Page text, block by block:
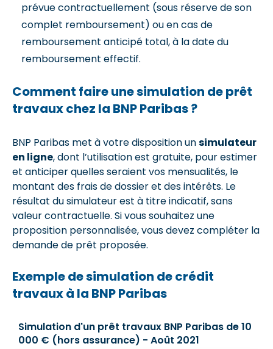
prévue contractuellement (sous réserve de son
complet remboursement) ou en cas de
remboursement anticipé total, à la date du
remboursement effectif.
Comment faire une simulation de prêt
travaux chez la BNP Paribas ?
BNP Paribas met à votre disposition unsimulateur
en ligne, dont l’utilisation est gratuite, pour estimer
et anticiper quelles seraient vos mensualités, le
montant des frais de dossier et des intérêts. Le
résultat du simulateur est à titre indicatif, sans
valeur contractuelle. Si vous souhaitez une
proposition personnalisée, vous devez compléter la
demande de prêt proposée.
Exemple de simulation de crédit
travaux à la BNP Paribas
Simulation d'un prêt travaux BNP Paribas de 10
000 € (hors assurance) - Août 2021